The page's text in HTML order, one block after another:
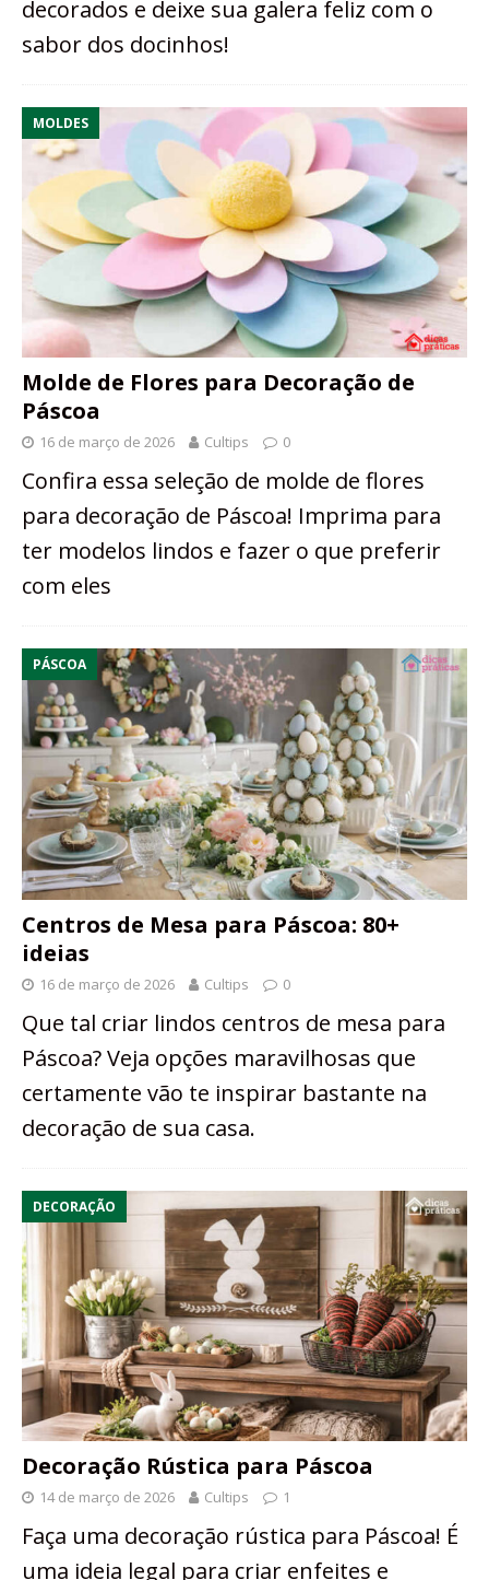
decorados e deixe sua galera feliz com o
sabor dos docinhos!
MOLDES
Molde de Flores para Decoração de
Páscoa
16 de março de 2026 Cultips 0
Confira essa seleção de molde de flores
para decoração de Páscoa! Imprima para
ter modelos lindos e fazer o que preferir
com eles
PÁSCOA
Centros de Mesa para Páscoa: 80+
ideias
16 de março de 2026 Cultips 0
Que tal criar lindos centros de mesa para
Páscoa? Veja opções maravilhosas que
certamente vão te inspirar bastante na
decoração de sua casa.
DECORAÇÃO
Decoração Rústica para Páscoa
14 de março de 2026 Cultips 1
Faça uma decoração rústica para Páscoa! É
uma ideia legal para criar enfeites e